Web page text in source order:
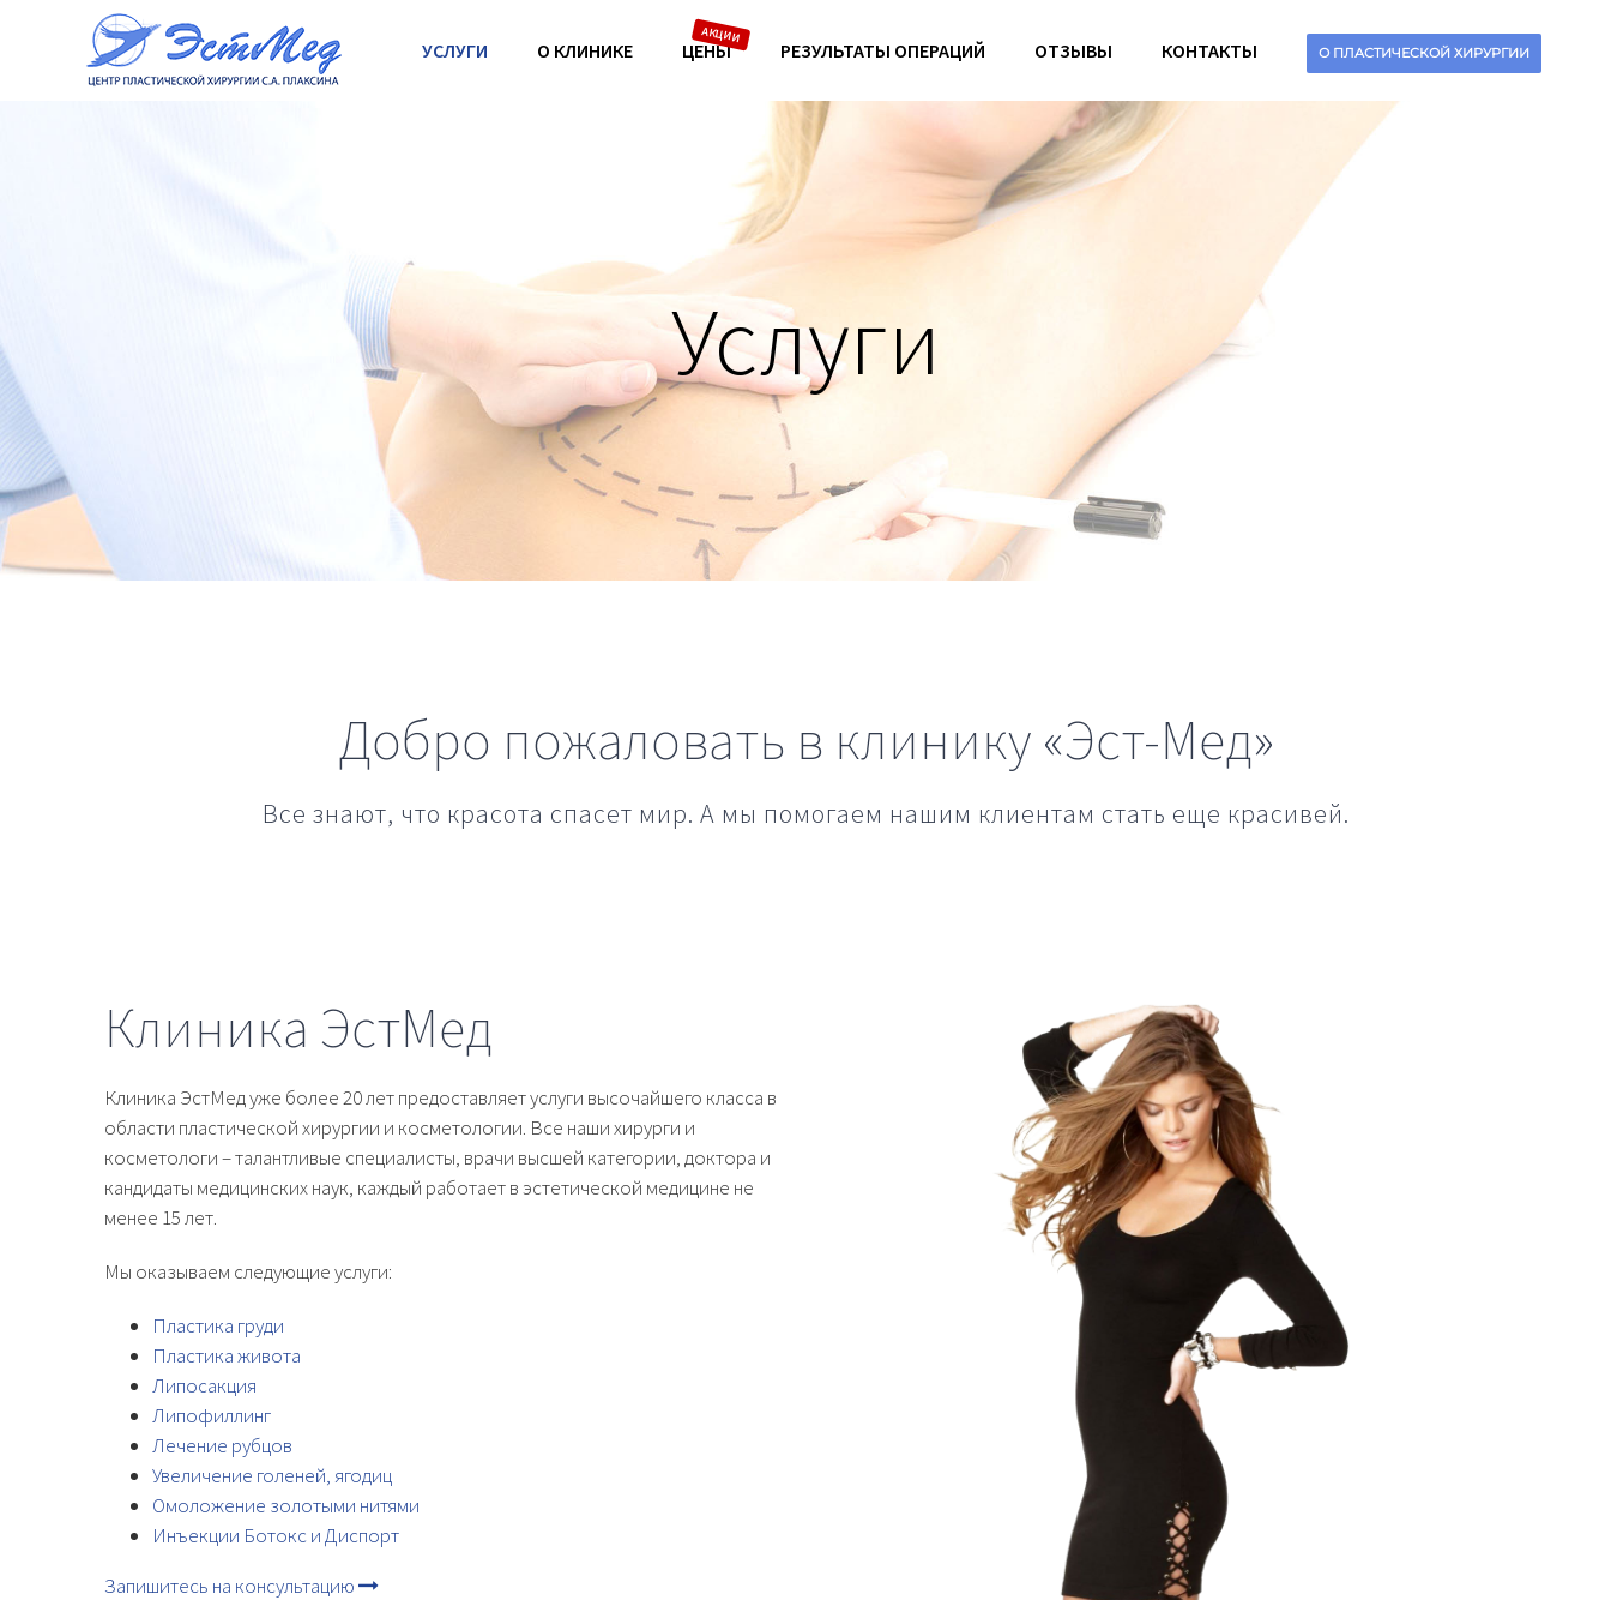
УСЛУГИ О КЛИНИКЕ ЦЕНЫ РЕЗУЛЬТАТЫ ОПЕРАЦИЙ ОТЗЫВЫ КОНТАКТЫ О ПЛАСТИЧЕСКОЙ ХИРУРГИИ
Услуги
Добро пожаловать в клинику «Эст-Мед»
Все знают, что красота спасет мир. А мы помогаем нашим клиентам стать еще красивей.
Клиника ЭстМед
Клиника ЭстМед уже более 20 лет предоставляет услуги высочайшего класса в
области пластической хирургии и косметологии. Все наши хирурги и
косметологи – талантливые специалисты, врачи высшей категории, доктора и
кандидаты медицинских наук, каждый работает в эстетической медицине не
менее 15 лет.
Мы оказываем следующие услуги:
Пластика груди
Пластика живота
Липосакция
Липофиллинг
Лечение рубцов
Увеличение голеней, ягодиц
Омоложение золотыми нитями
Инъекции Ботокс и Диспорт
Запишитесь на консультацию